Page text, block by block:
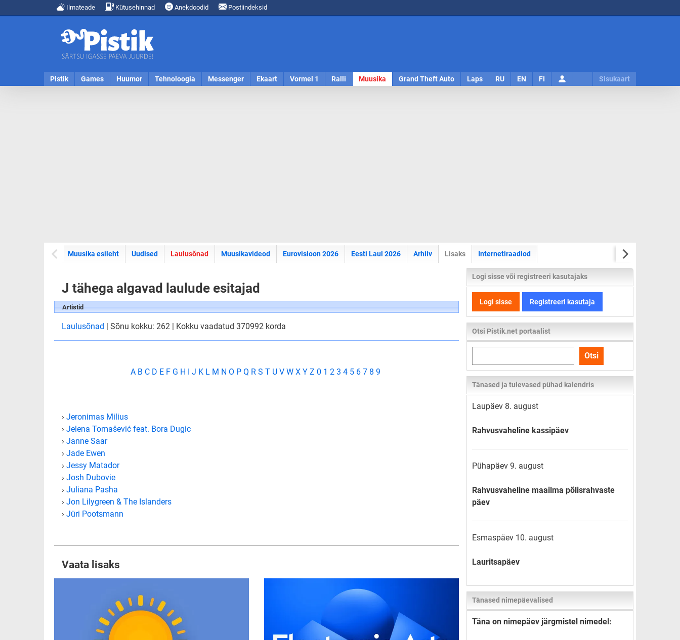
Ilmateade Kütusehinnad Anekdoodid Postiindeksid
Pistik Games Huumor Tehnoloogia Messenger Ekaart Vormel 1 Ralli Muusika Grand Theft Auto Laps RU EN FI Sisukaart
Muusika esileht Uudised Laulusõnad Muusikavideod Eurovisioon 2026 Eesti Laul 2026 Arhiiv Lisaks Internetiraadiod
J tähega algavad laulude esitajad
Artistid
Laulusõnad | Sõnu kokku: 262 | Kokku vaadatud 370992 korda
A B C D E F G H I J K L M N O P Q R S T U V W X Y Z 0 1 2 3 4 5 6 7 8 9
› Jeronimas Milius
› Jelena Tomašević feat. Bora Dugic
› Janne Saar
› Jade Ewen
› Jessy Matador
› Josh Dubovie
› Juliana Pasha
› Jon Lilygreen & The Islanders
› Jüri Pootsmann
Vaata lisaks
Logi sisse või registreeri kasutajaks
Logi sisse Registreeri kasutaja
Otsi Pistik.net portaalist
kogu
lehelt
Otsi
Tänased ja tulevased pühad kalendris
Laupäev 8. august
Rahvusvaheline kassipäev
Pühapäev 9. august
Rahvusvaheline maailma põlisrahvaste
päev
Esmaspäev 10. august
Lauritsapäev
Tänased nimepäevalised
Täna on nimepäev järgmistel nimedel: